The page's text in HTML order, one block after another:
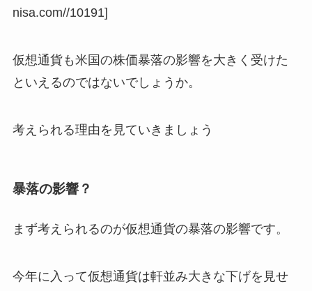
nisa.com//10191]
仮想通貨も米国の株価暴落の影響を大きく受けた
といえるのではないでしょうか。
考えられる理由を見ていきましょう
暴落の影響？
まず考えられるのが仮想通貨の暴落の影響です。
今年に入って仮想通貨は軒並み大きな下げを見せ